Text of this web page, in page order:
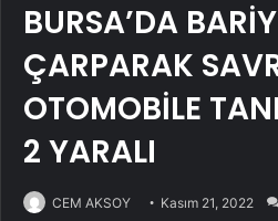
BURSA’DA
ÇARPARAK
OTOMOBİLE
2 YARALI
CEM AKSOY Kasım 21, 2022